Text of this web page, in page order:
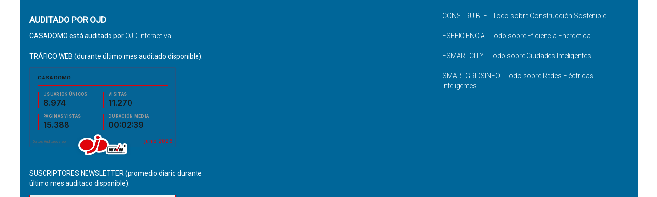
AUDITADO POR OJD
CASADOMO está auditado por OJD Interactiva
TRÁFICO WEB (durante último mes auditado disponible):
SUSCRIPTORES NEWSLETTER (promedio diario durante
último mes auditado disponible):
CONSTRUIBLE - Todo sobre Construcción Sostenible
ESEFICIENCIA - Todo sobre Eficiencia Energética
ESMARTCITY - Todo sobre Ciudades Inteligentes
SMARTGRIDSINFO - Todo sobre Redes Eléctricas
Inteligentes